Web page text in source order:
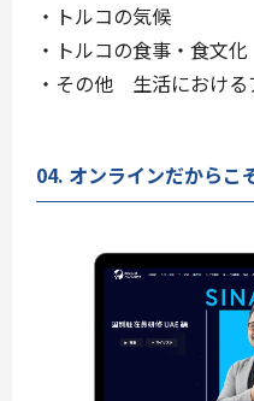
・トルコの気候
・トルコの食事・食文化
・その他 生活における
04. オンラインだからこ